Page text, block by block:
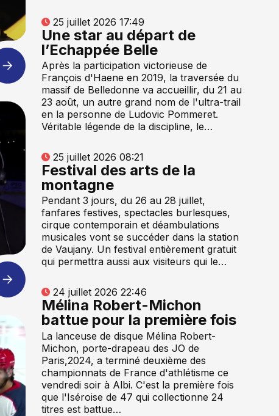
25 juillet 2026 17:49
Une star au départ de
l’Echappée Belle
Après la participation victorieuse de
François d'Haene en 2019, la traversée du
massif de Belledonne va accueillir, du 21 au
23 août, un autre grand nom de l'ultra-trail
en la personne de Ludovic Pommeret.
Véritable légende de la discipline, le…
25 juillet 2026 08:21
Festival des arts de la
montagne
Pendant 3 jours, du 26 au 28 juillet,
fanfares festives, spectacles burlesques,
cirque contemporain et déambulations
musicales vont se succéder dans la station
de Vaujany. Un festival entièrement gratuit
qui permettra aussi aux visiteurs qui le…
24 juillet 2026 22:46
Mélina Robert-Michon
battue pour la première fois
La lanceuse de disque Mélina Robert-
Michon, porte-drapeau des JO de
Paris,2024, a terminé deuxième des
championnats de France d'athlétisme ce
vendredi soir à Albi. C'est la première fois
que l'Iséroise de 47 qui collectionne 24
titres est battue…